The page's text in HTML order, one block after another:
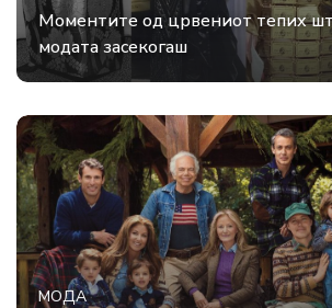
Моментите од црвениот тепих
модата засекогаш
МОДА